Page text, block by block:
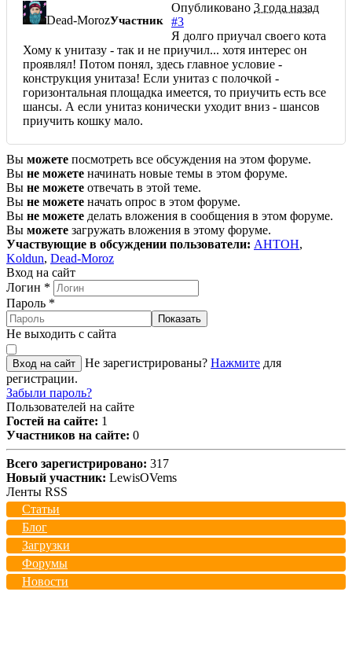
Dead-MorozУчастник
Опубликовано 3 года назад
#3
Я долго приучал своего кота
Хому к унитазу - так и не приучил... хотя интерес он
проявлял! Потом понял, здесь главное условие -
конструкция унитаза! Если унитаз с полочкой -
горизонтальная площадка имеется, то приучить есть все
шансы. А если унитаз конически уходит вниз - шансов
приучить кошку мало.
Вы можете посмотреть все обсуждения на этом форуме.
Вы не можете начинать новые темы в этом форуме.
Вы не можете отвечать в этой теме.
Вы не можете начать опрос в этом форуме.
Вы не можете делать вложения в сообщения в этом форуме.
Вы можете загружать вложения в этому форуме.
Участвующие в обсуждении пользователи: AHTOH,
Koldun, Dead-Moroz
Вход на сайт
Логин *
Пароль *
Показать
Не выходить с сайта
Вход на сайт Не зарегистрированы? Нажмите для
регистрации.
Забыли пароль?
Пользователей на сайте
Гостей на сайте: 1
Участников на сайте: 0
Всего зарегистрировано: 317
Новый участник: LewisOVems
Ленты RSS
Статьи
Блог
Загрузки
Форумы
Новости